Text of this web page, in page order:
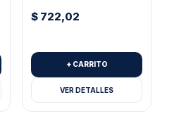
$ 722,02
+ CARRITO
VER DETALLES